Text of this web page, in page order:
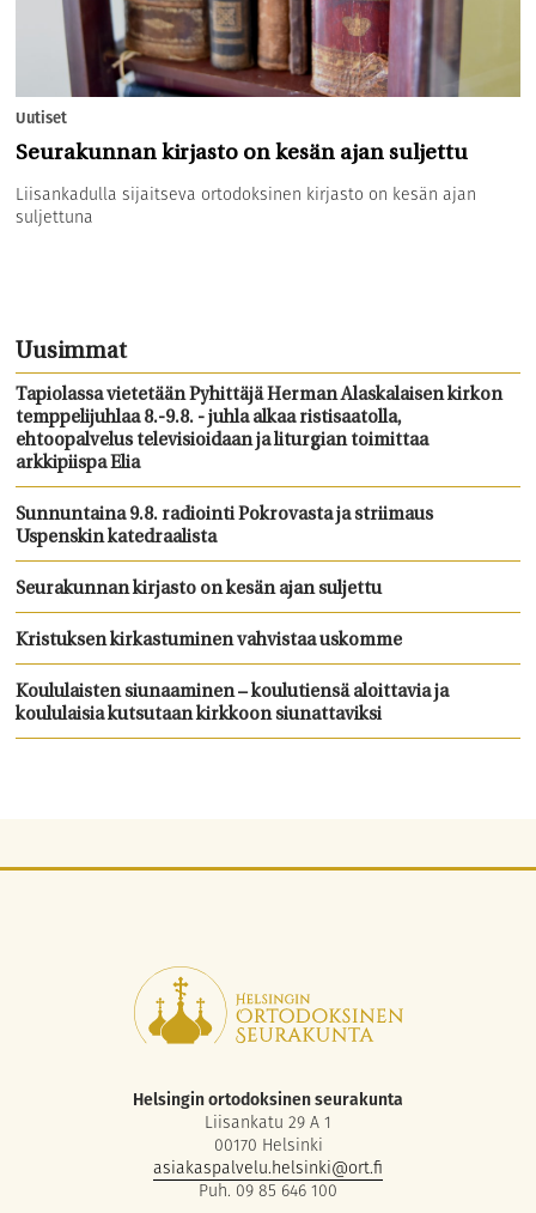
Uutiset
Seurakunnan kirjasto on kesän ajan suljettu
Liisankadulla sijaitseva ortodoksinen kirjasto on kesän ajan
suljettuna
Uusimmat
Tapiolassa vietetään Pyhittäjä Herman Alaskalaisen kirkon
temppelijuhlaa 8.-9.8. - juhla alkaa ristisaatolla,
ehtoopalvelus televisioidaan ja liturgian toimittaa
arkkipiispa Elia
Sunnuntaina 9.8. radiointi Pokrovasta ja striimaus
Uspenskin katedraalista
Seurakunnan kirjasto on kesän ajan suljettu
Kristuksen kirkastuminen vahvistaa uskomme
Koululaisten siunaaminen – koulutiensä aloittavia ja
koululaisia kutsutaan kirkkoon siunattaviksi
Helsingin ortodoksinen seurakunta
Liisankatu 29 A 1
00170 Helsinki
asiakaspalvelu.helsinki@ort.fi
Puh. 09 85 646 100